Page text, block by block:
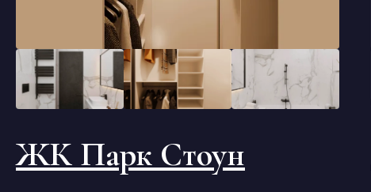
ЖК Парк Стоун